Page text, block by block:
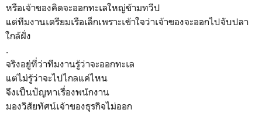
หรือเจ้าของคิดจะออกทะเลใหญ่ข้ามทวีป
แต่ทีมงานเตรียมเรือเล็กเพราะเข้าใจว่าเจ้าของจะออกไปจับปลา
ใกล้ฝั่ง
.
จริงอยู่ที่ว่าทีมงานรู้ว่าจะออกทะเล
แต่ไม่รู้ว่าจะไปไกลแค่ไหน
จึงเป็นปัญหาเรื่องพนักงาน
มองวิสัยทัศน์เจ้าของธุรกิจไม่ออก